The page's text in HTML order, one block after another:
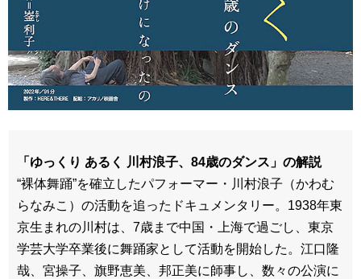
「ゆっくり あるく 川村浪子、84歳のダンス」の解説
“裸体舞踊”を確立したパフォーマー・川村浪子（かわむ
らなみこ）の活動を追ったドキュメンタリー。1938年東
京生まれの川村は、7歳まで中国・上海で過ごし、東京
学芸大学卒業後に舞踊家として活動を開始した。江口隆
哉、宮操子、旗野恵美、邦正美に師事し、数々の公演に